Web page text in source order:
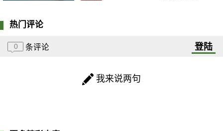
热门评论
0 条评论 登陆
我来说两句